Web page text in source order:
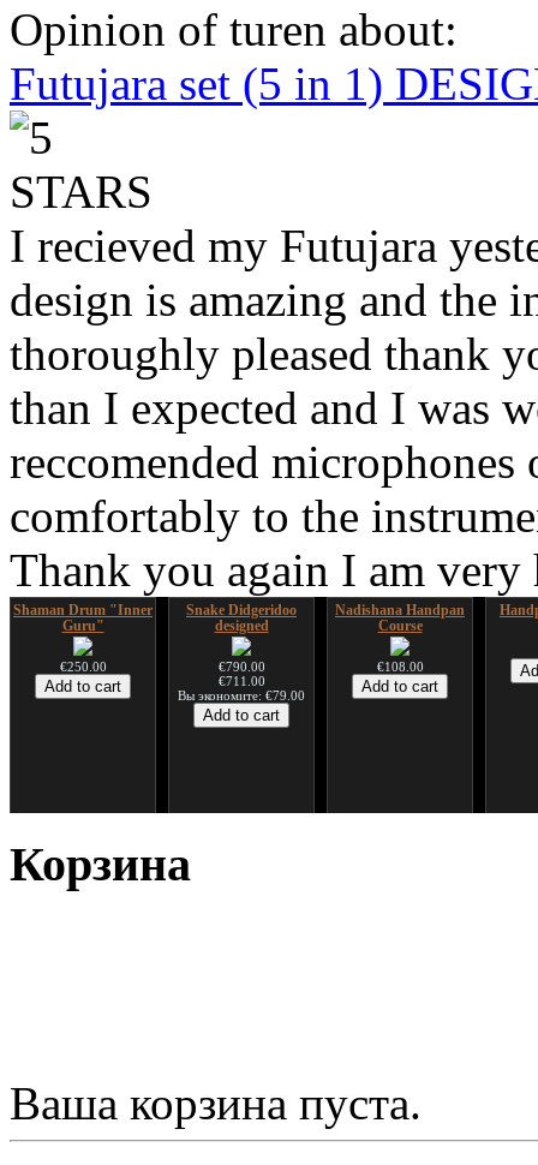
Opinion of turen about:
Futujara set (5 in 1)
I recieved my Futujara
design is amazing and the
thoroughly pleased thank
than I expected and I was
reccomended
comfortably to the
Thank you again I am
Shaman Drum "Inner
Guru"
€250.00
Snake Didgeridoo
designed
€790.00
€711.00
Вы экономите: €79.00
Nadishana Handpan
Course
€108.00
€75.00
Корзина
Ваша корзина пуста.